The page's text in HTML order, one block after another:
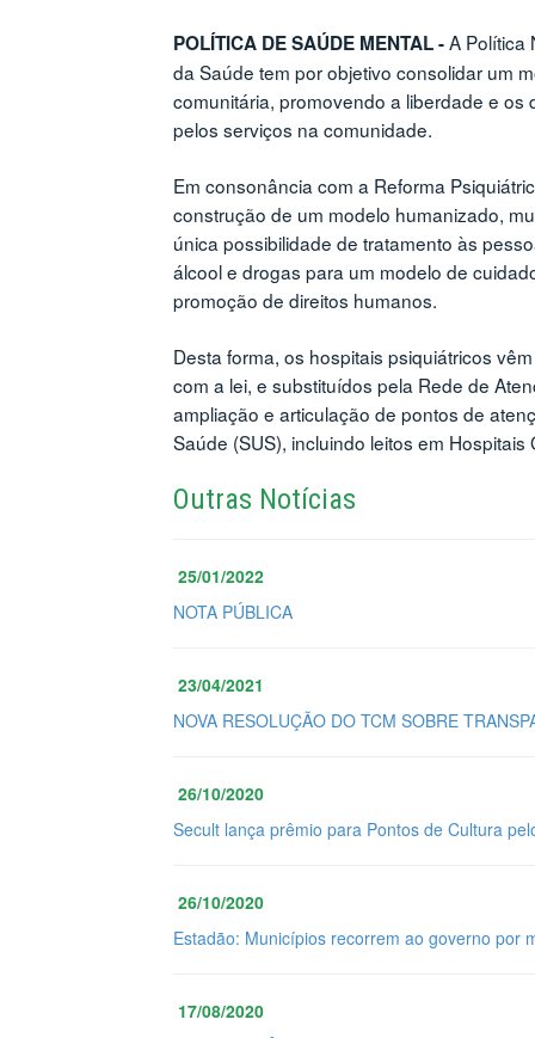
POLÍTICA DE SAÚDE MENTAL -A Política
da Saúde tem por objetivo consolidar um
comunitária, promovendo a liberdade e
pelos serviços na comunidade.
Em consonância com a Reforma
construção de um modelo humanizado,
única possibilidade de tratamento às
álcool e drogas para um modelo de
promoção de direitos humanos.
Desta forma, os hospitais psiquiátricos
com a lei, e substituídos pela Rede de
ampliação e articulação de pontos de
Saúde (SUS), incluindo leitos em Hospitais
Outras Notícias
25/01/2022
NOTA PÚBLICA
23/04/2021
NOVA RESOLUÇÃO DO TCM SOBRE
26/10/2020
Secult lança prêmio para Pontos de Cultura
26/10/2020
Estadão: Municípios recorrem ao governo por
17/08/2020